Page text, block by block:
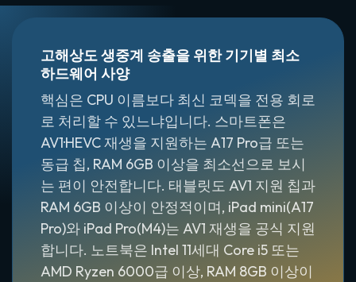
고해상도 생중계 송출을 위한 기기별 최소
하드웨어 사양
핵심은 CPU 이름보다 최신 코덱을 전용 회로
로 처리할 수 있느냐입니다. 스마트폰은
AV1·HEVC 재생을 지원하는 A17 Pro급 또는
동급 칩, RAM 6GB 이상을 최소선으로 보시
는 편이 안전합니다. 태블릿도 AV1 지원 칩과
RAM 6GB 이상이 안정적이며, iPad mini(A17
Pro)와 iPad Pro(M4)는 AV1 재생을 공식 지원
합니다. 노트북은 Intel 11세대 Core i5 또는
AMD Ryzen 6000급 이상, RAM 8GB 이상이